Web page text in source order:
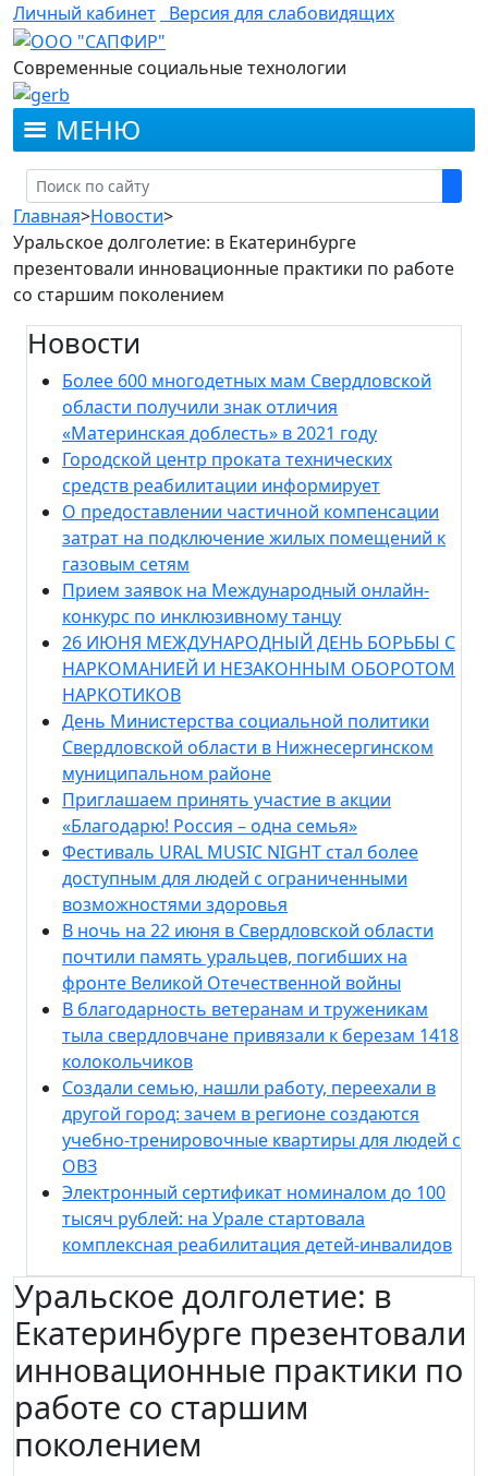
Личный кабинет Версия для слабовидящих
Современные социальные технологии
МЕНЮ
Главная>Новости>
Уральское долголетие: в Екатеринбурге
презентовали инновационные практики по работе
со старшим поколением
Новости
Более 600 многодетных мам Свердловской
области получили знак отличия
«Материнская доблесть» в 2021 году
Городской центр проката технических
средств реабилитации информирует
О предоставлении частичной компенсации
затрат на подключение жилых помещений к
газовым сетям
Прием заявок на Международный онлайн-
конкурс по инклюзивному танцу
26 ИЮНЯ МЕЖДУНАРОДНЫЙ ДЕНЬ БОРЬБЫ С
НАРКОМАНИЕЙ И НЕЗАКОННЫМ ОБОРОТОМ
НАРКОТИКОВ
День Министерства социальной политики
Свердловской области в Нижнесергинском
муниципальном районе
Приглашаем принять участие в акции
«Благодарю! Россия – одна семья»
Фестиваль URAL MUSIC NIGHT стал более
доступным для людей с ограниченными
возможностями здоровья
В ночь на 22 июня в Свердловской области
почтили память уральцев, погибших на
фронте Великой Отечественной войны
В благодарность ветеранам и труженикам
тыла свердловчане привязали к березам 1418
колокольчиков
Создали семью, нашли работу, переехали в
другой город: зачем в регионе создаются
учебно-тренировочные квартиры для людей с
ОВЗ
Электронный сертификат номиналом до 100
тысяч рублей: на Урале стартовала
комплексная реабилитация детей-инвалидов
Уральское долголетие: в
Екатеринбурге презентовали
инновационные практики по
работе со старшим
поколением